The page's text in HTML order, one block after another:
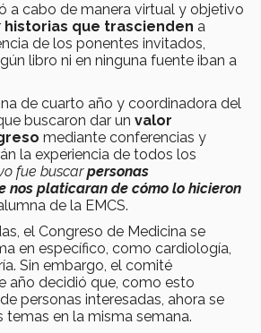
a cabo de manera virtual y objetivo
historias que trascienden a
de los ponentes invitados,
libro ni en ninguna fuente iban a
de cuarto año y coordinadora del
buscaron dar un valor
mediante conferencias y
la experiencia de todos los
fue buscarpersonas
nos platicaran de cómo lo hicieron
de la EMCS.
el Congreso de Medicina se
en específico, como cardiología,
Sin embargo, el comité
año decidió que, como esto
personas interesadas, ahora se
temas en la misma semana.